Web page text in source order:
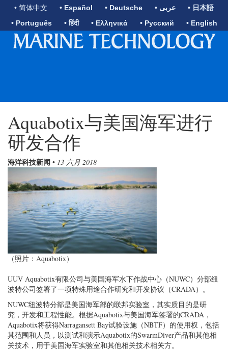
• 简体中文 • Español • Deutsche • عربى
• 日本語
• Português
• हिंदी • Ελληνικά • Русский • English
Aquabotix与美国海军进行
研发合作
海洋科技新闻 • 13 六月 2018
（照片：Aquabotix）
UUV Aquabotix有限公司与美国海军水下作战中心（NUWC）分部纽
波特公司签署了一项特殊用途合作研究和开发协议（CRADA）。
NUWC纽波特分部是美国海军部的联邦实验室，其实质目的是研
究，开发和工程性能。根据Aquabotix与美国海军签署的CRADA，
Aquabotix将获得Narragansett Bay试验设施（NBTF）的使用权，包括
其范围和人员，以测试和演示Aquabotix的SwarmDiver产品和其他相
关技术，用于美国海军实验室和其他相关技术相关方。